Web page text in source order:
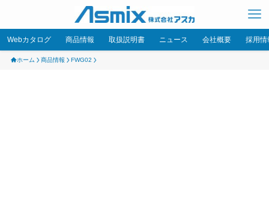
Webカタログ 商品情報 取扱説明書 ニュース 会社概要 採用情
ホーム 商品情報 FWG02